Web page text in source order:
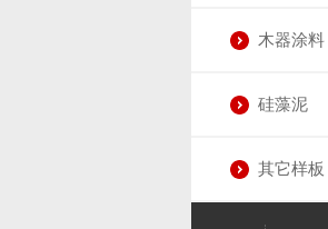
木器涂料
硅藻泥
其它样板